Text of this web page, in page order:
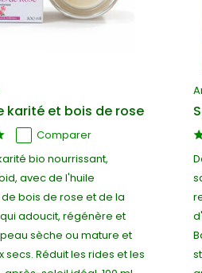
karité et bois de rose
Comparer
bio nourrissant,
avec de l'huile
bois de rose et de la
adoucit, régénère et
sèche ou mature et
secs. Réduit les rides et les